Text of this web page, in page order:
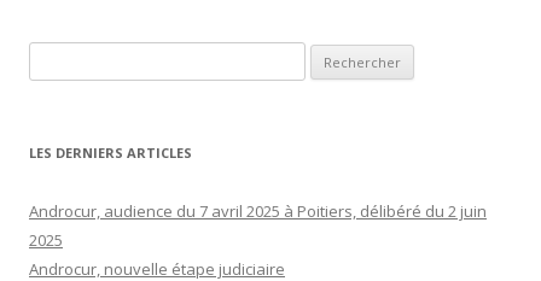
LES DERNIERS ARTICLES
Androcur, audience du 7 avril 2025 à Poitiers, délibéré du 2 juin
2025
Androcur, nouvelle étape judiciaire